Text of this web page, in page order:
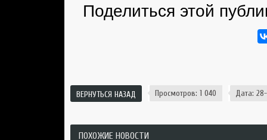
Поделиться этой
ВЕРНУТЬСЯ НАЗАД Просмотров: 1 040 Дата:
ПОХОЖИЕ НОВОСТИ